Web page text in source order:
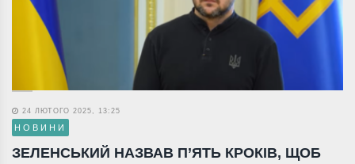
24 ЛЮТОГО 2025, 13:25
НОВИНИ
ЗЕЛЕНСЬКИЙ НАЗВАВ П’ЯТЬ КРОКІВ, ЩОБ